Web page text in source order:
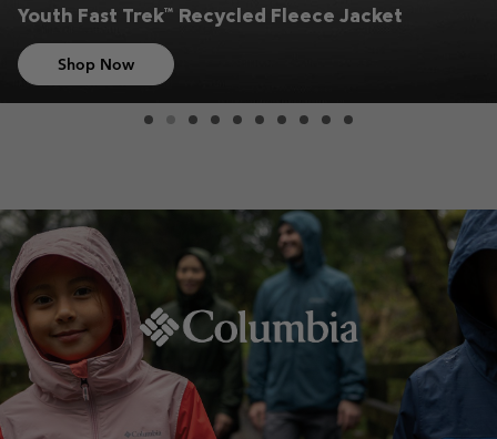
Youth Fast Trek™ Recycled Fleece Jacket
Shop Now